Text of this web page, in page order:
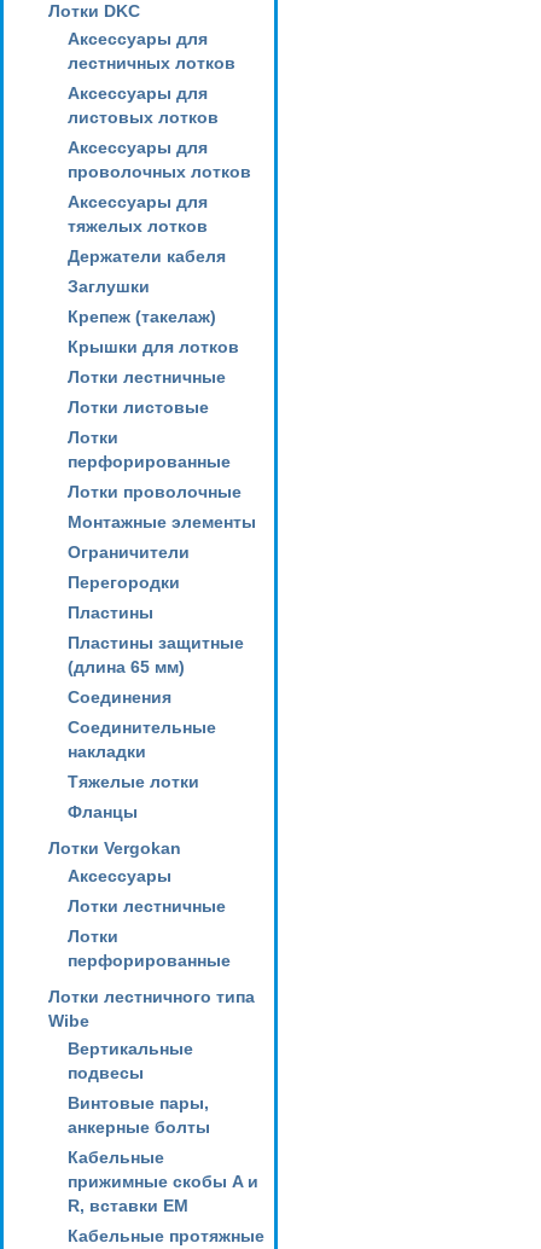
Лотки DKC
Аксессуары для
лестничных лотков
Аксессуары для
листовых лотков
Аксессуары для
проволочных лотков
Аксессуары для
тяжелых лотков
Держатели кабеля
Заглушки
Крепеж (такелаж)
Крышки для лотков
Лотки лестничные
Лотки листовые
Лотки
перфорированные
Лотки проволочные
Монтажные элементы
Ограничители
Перегородки
Пластины
Пластины защитные
(длина 65 мм)
Соединения
Соединительные
накладки
Тяжелые лотки
Фланцы
Лотки Vergokan
Аксессуары
Лотки лестничные
Лотки
перфорированные
Лотки лестничного типа
Wibe
Вертикальные
подвесы
Винтовые пары,
анкерные болты
Кабельные
прижимные скобы A и
R, вставки EM
Кабельные протяжные